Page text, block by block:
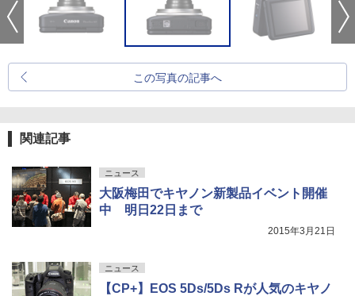
この写真の記事へ
関連記事
ニュース
大阪梅田でキヤノン新製品イベント開催
中 明日22日まで
2015年3月21日
ニュース
【CP+】EOS 5Ds/5Ds Rが人気のキヤノ